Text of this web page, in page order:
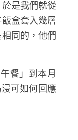
東西」。或
是我們就從
同的，他們
可如何回應